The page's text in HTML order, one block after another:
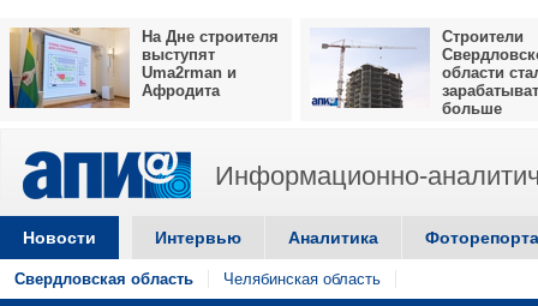
На Дне строителя
выступят
Uma2rman и
Афродита
Строители
области
больше
Информационно-
Новости Интервью Аналитика
Свердловская область Челябинская область